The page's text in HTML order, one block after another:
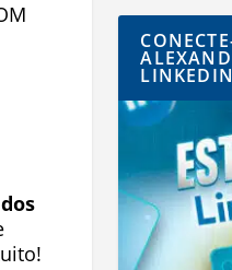
LINKEDIN